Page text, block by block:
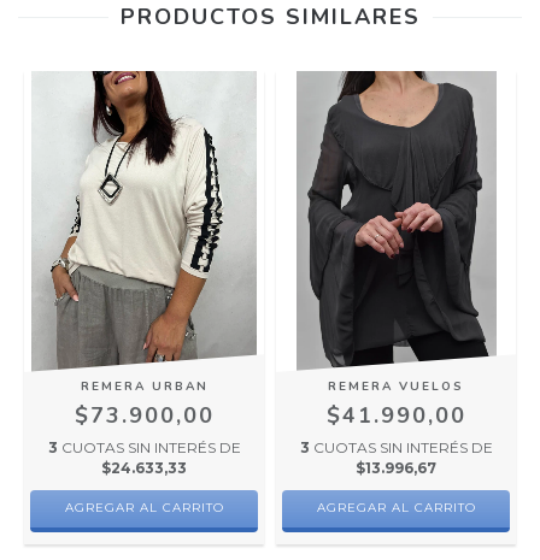
PRODUCTOS SIMILARES
REMERA URBAN
$73.900,00
3 CUOTAS SIN INTERÉS DE
$24.633,33
AGREGAR AL CARRITO
REMERA VUELOS
$41.990,00
3 CUOTAS SIN INTERÉS DE
$13.996,67
AGREGAR AL CARRITO